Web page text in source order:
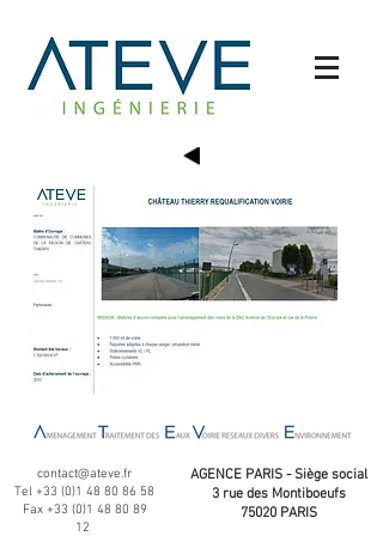
contact@ateve.fr
Tel +33 (0)1 48 80 86 58
Fax +33 (0)1 48 80 89
12
AGENCE PARIS - Siège social
3 rue des Montiboeufs
75020 PARIS